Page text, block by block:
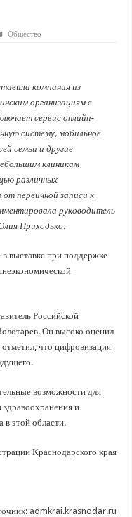
компанию
Общество
компания из
организациям в
сервис онлайн-
систему, мобильное
семьи и другие
клиникам
различных
первичной записи к
руководитель
Приходько.
выставке при поддержке
Российской
Он высоко оценил
что цифровизация
возможности для
и
в этой области.
Краснодарского края
admkrai.krasnodar.ru